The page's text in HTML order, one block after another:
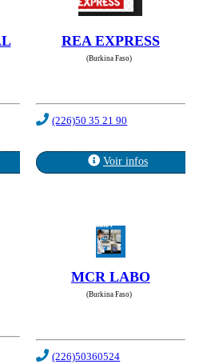
REA EXPRESS
(Burkina Faso)
(226)50 35 21 90
Voir infos
MCR LABO
(Burkina Faso)
(226)50360524